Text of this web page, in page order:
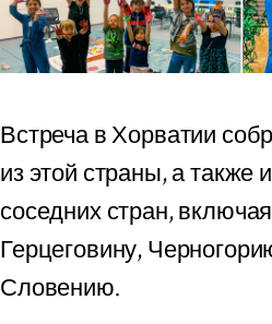
Встреча в Хорватии
из этой страны, а также
соседних стран,
Герцеговину,
Словению.